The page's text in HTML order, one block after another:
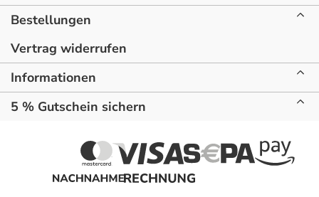
Bestellungen
Vertrag widerrufen
Informationen
5 % Gutschein sichern